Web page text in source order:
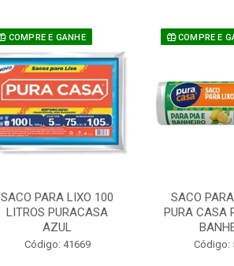
COMPRE E GANHE
SACO PARA LIXO 100
LITROS PURACASA
AZUL
Código: 41669
COMPRE E
SACO
PURA CASA
Código: